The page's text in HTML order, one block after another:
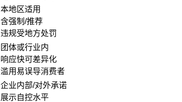
本地区适用
含强制/推荐
违规受地方处罚
团体或行业内
响应快可差异化
滥用易误导消费者
企业内部/对外承诺
展示自控水平